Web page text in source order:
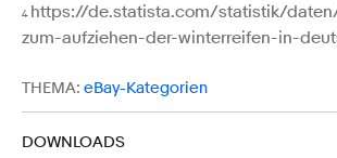
4 https://de.statista.com/statistik/
zum-aufziehen-der-winterreifen-in-
THEMA: eBay-Kategorien
DOWNLOADS